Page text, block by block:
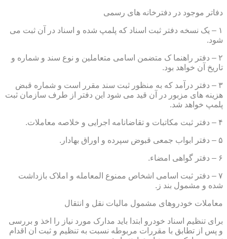
دفاتر موجود در دفترخانه های رسمی
۱ – یک نسخه دفتر ثبت اسناد که پلمپ شده و اسناد در آن ثبت می
شود.
۲ – دفتر راهنما ک متضمن اسامی متعاملین و نوع سند و شماره و
تاریخ آن خواهد بود.
۳ – دفتر درآمد که به منظور ثبت سند مقرر است و شماره قبض
هزینه های مزبور در آن قید می شود این دفتر از طرف سازمان ثبت
پلمپ خواهد شد.
۴ – دفتر ثبت مکاتبات و تقاضانامه اجرایی و خلاصه معاملات.
۵ – دفتر ابواب جمعی قبوض سپرده و اوراق بهادار.
۶ – دفتر گواهی امضاء.
۷ – دفتر ثبت اسامی اشخاص ممنوع المعامله و املاک بازداشت
شده و مشمول بند ز.
معاملات خودروهای مشمول مالیات نقل و انتقال
برای تنظیم اسناد خودرو ابتدا باید مدارک مورد نیاز را اخذ و بررسی
و پس از تطابق با مقررات مربوطه نسبت به تنظیم و ثبت ان اقدام